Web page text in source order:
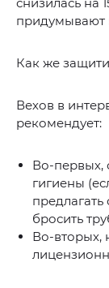
придумывают
Как же
Вехов в
рекомендует:
Во-
гигиены
предлагать
бросить
Во-вторых,